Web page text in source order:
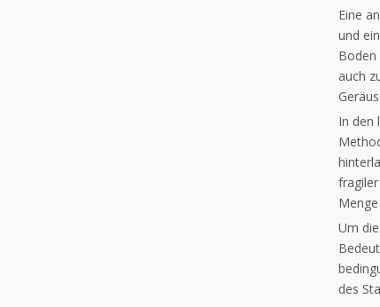
Eine
und
Boden
auch
In den
Um
des